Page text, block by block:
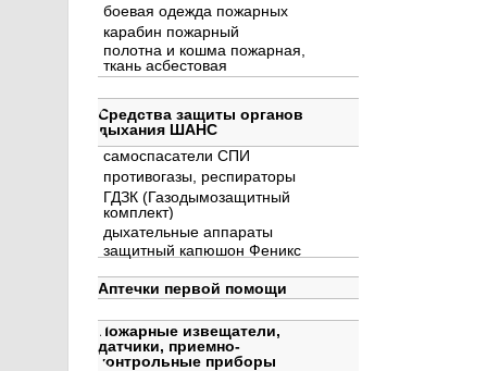
Аптечки первой помощи
боевая одежда пожарных
карабин пожарный
полотна и кошма пожарная,
ткань асбестовая
Средства защиты органов
дыхания ШАНС
самоспасатели СПИ
противогазы, респираторы
ГДЗК (Газодымозащитный
комплект)
дыхательные аппараты
защитный капюшон Феникс
Пожарные извещатели,
датчики, приемно-
контрольные приборы